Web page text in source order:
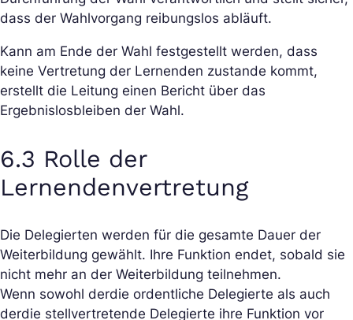
dass der Wahlvorgang reibungslos abläuft.
Kann am Ende der Wahl festgestellt werden, dass
keine Vertretung der Lernenden zustande kommt,
erstellt die Leitung einen Bericht über das
Ergebnislosbleiben der Wahl.
6.3 Rolle der
Lernendenvertretung
Die Delegierten werden für die gesamte Dauer der
Weiterbildung gewählt. Ihre Funktion endet, sobald sie
nicht mehr an der Weiterbildung teilnehmen.
Wenn sowohl derdie ordentliche Delegierte als auch
derdie stellvertretende Delegierte ihre Funktion vor